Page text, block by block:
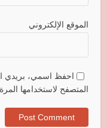
الموقع الإلكتروني
احفظ اسمي، بريدي
المتصفح لاستخدامها